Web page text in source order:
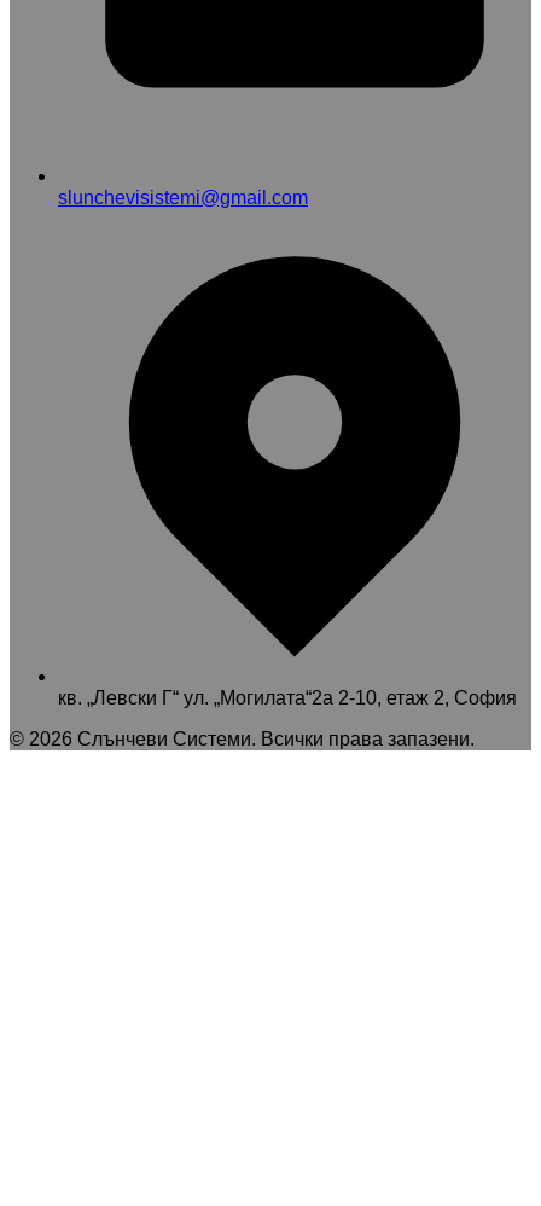
slunchevisistemi@gmail.com
кв. „Левски Г“ ул. „Могилата“2а 2-10, етаж 2, София
© 2026 Слънчеви Системи. Всички права запазени.